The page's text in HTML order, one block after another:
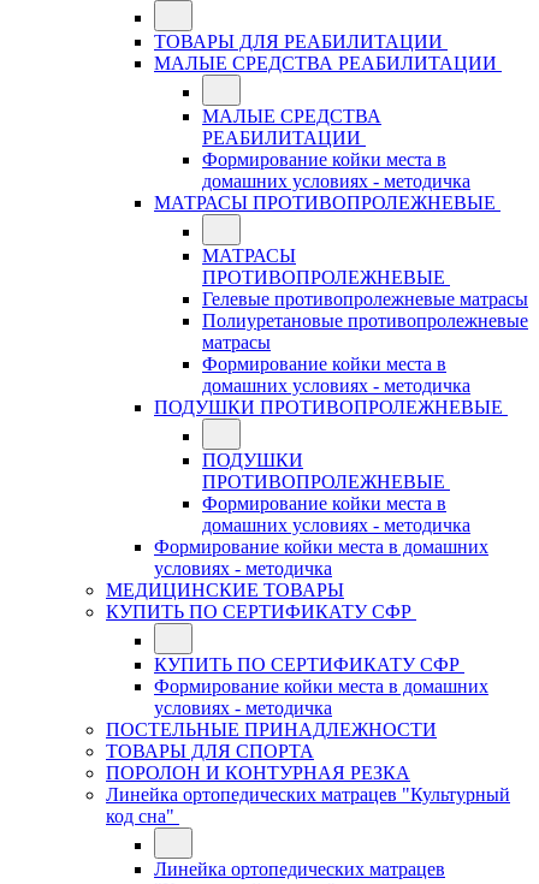
ТОВАРЫ ДЛЯ РЕАБИЛИТАЦИИ
МАЛЫЕ СРЕДСТВА РЕАБИЛИТАЦИИ
МАЛЫЕ СРЕДСТВА
РЕАБИЛИТАЦИИ
Формирование койки места в
домашних условиях - методичка
МАТРАСЫ ПРОТИВОПРОЛЕЖНЕВЫЕ
МАТРАСЫ
ПРОТИВОПРОЛЕЖНЕВЫЕ
Гелевые противопролежневые матрасы
Полиуретановые противопролежневые
матрасы
Формирование койки места в
домашних условиях - методичка
ПОДУШКИ ПРОТИВОПРОЛЕЖНЕВЫЕ
ПОДУШКИ
ПРОТИВОПРОЛЕЖНЕВЫЕ
Формирование койки места в
домашних условиях - методичка
Формирование койки места в домашних
условиях - методичка
МЕДИЦИНСКИЕ ТОВАРЫ
КУПИТЬ ПО СЕРТИФИКАТУ СФР
КУПИТЬ ПО СЕРТИФИКАТУ СФР
Формирование койки места в домашних
условиях - методичка
ПОСТЕЛЬНЫЕ ПРИНАДЛЕЖНОСТИ
ТОВАРЫ ДЛЯ СПОРТА
ПОРОЛОН И КОНТУРНАЯ РЕЗКА
Линейка ортопедических матрацев "Культурный
код сна"
Линейка ортопедических матрацев